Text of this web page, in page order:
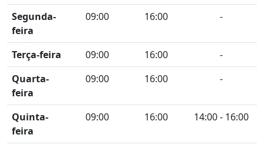
Segunda-
feira
09:00 16:00 -
Terça-feira 09:00 16:00
-
Quarta-
feira
09:00 16:00 -
Quinta-
feira
09:00 16:00 14:00 - 16:00